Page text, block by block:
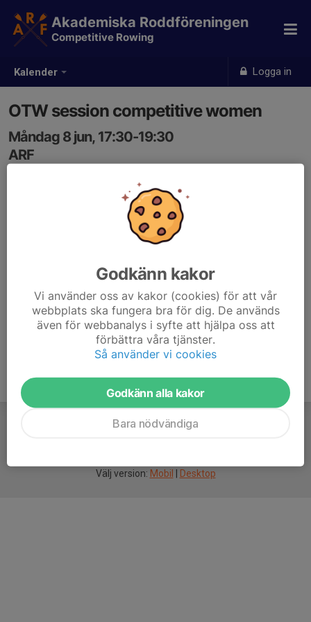
Kalender Logga in
Akademiska Roddföreningen
Competitive Rowing
OTW session competitive women
Måndag 8 jun, 17:30-19:30
ARF
Välj version: Mobil Desktop
Godkänn kakor
Vi använder oss av kakor (cookies) för att vår
webbplats ska fungera bra för dig. De används
även för webbanalys i syfte att hjälpa oss att
förbättra våra tjänster.
Så använder vi cookies
Godkänn alla kakor
Bara nödvändiga